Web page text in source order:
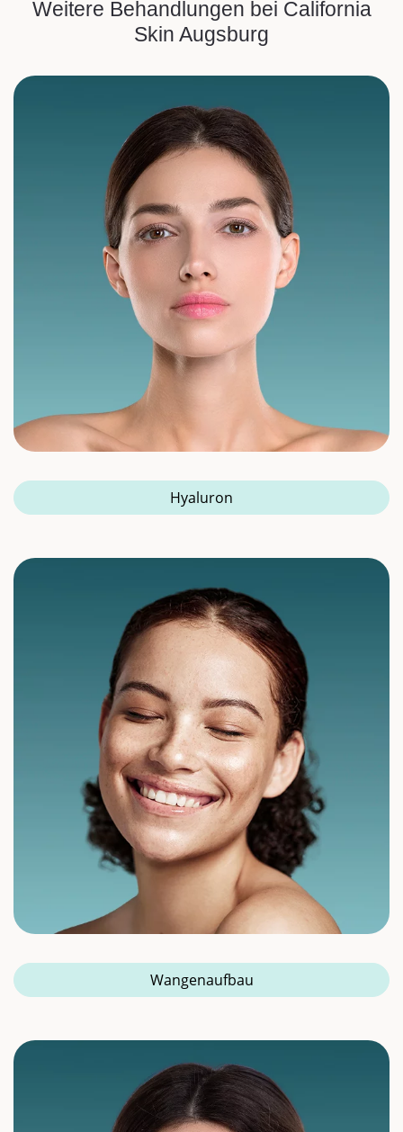
Weitere Behandlungen bei California
Skin Augsburg
Hyaluron
Wangenaufbau